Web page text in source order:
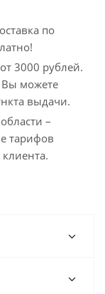
по
3000 рублей.
Вы можете
выдачи.
–
тарифов